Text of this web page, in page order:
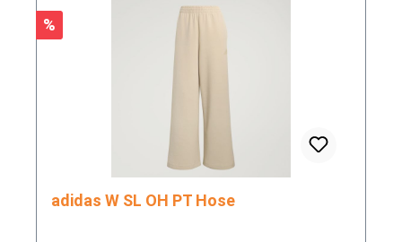
Rabatt
%
adidas W SL OH PT Hose